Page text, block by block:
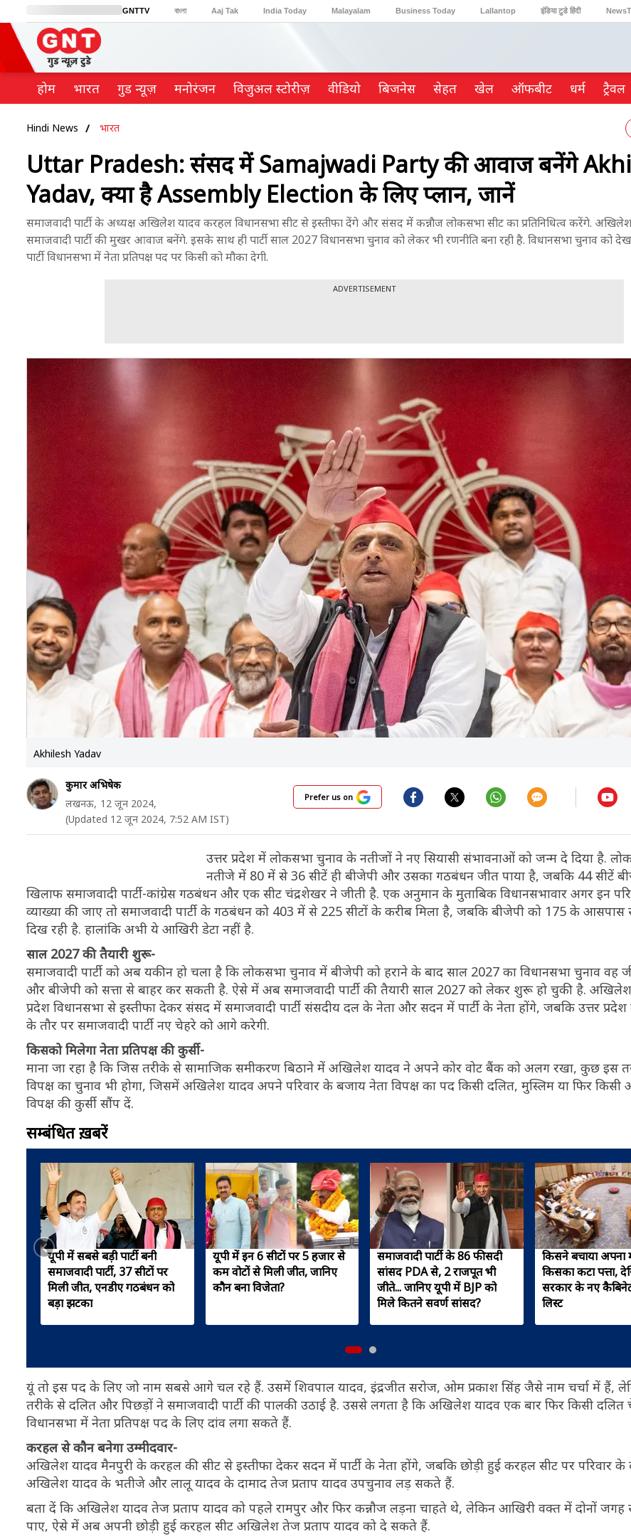
GNTTV বাংলা Aaj Tak India Today Malayalam Business Today Lallantop इंडिया टुडे हिंदी
BT Bazaar Cosmopolitan
होम भारत गुड न्यूज़ मनोरंजन विजुअल स्टोरीज़ वीडियो ब‍िजनेस सेहत खेल ऑफबीट धर्म ट्रैवल
Hindi News भारत
Uttar Pradesh: संसद में Samajwadi Party की आवाज बनेंगे
Yadav, क्या है Assembly Election के लिए प्लान, जानें
समाजवादी पार्टी के अध्यक्ष अखिलेश यादव करहल विधानसभा सीट से इस्तीफा देंगे और संसद में कन्नौज लोकसभा सीट का प्रतिनिधित्व करेंगे.
समाजवादी पार्टी की मुखर आवाज बनेंगे. इसके साथ ही पार्टी साल 2027 विधानसभा चुनाव को लेकर भी रणनीति बना रही है. विधानसभा चुनाव को
पार्टी विधानसभा में नेता प्रतिपक्ष पद पर किसी को मौका देगी.
ADVERTISEMENT
Akhilesh Yadav
कुमार अभिषेक
लखनऊ, 12 जून 2024,
(Updated 12 जून 2024, 7:52 AM IST)
Prefer us on
उत्तर प्रदेश में लोकसभा चुनाव के नतीजों ने नए सियासी संभावनाओं को जन्म दे दिया है.
नतीजे में 80 में से 36 सीटें ही बीजेपी और उसका गठबंधन जीत पाया है, जबकि 44 सीटें
खिलाफ समाजवादी पार्टी-कांग्रेस गठबंधन और एक सीट चंद्रशेखर ने जीती है. एक अनुमान के मुताबिक विधानसभावार अगर इन
व्याख्या की जाए तो समाजवादी पार्टी के गठबंधन को 403 में से 225 सीटों के करीब मिला है, जबकि बीजेपी को 175 के आसपास
दिख रही है. हालांकि अभी ये आखिरी डेटा नहीं है.
साल 2027 की तैयारी शुरू-
समाजवादी पार्टी को अब यकीन हो चला है कि लोकसभा चुनाव में बीजेपी को हराने के बाद साल 2027 का विधानसभा चुनाव वह
और बीजेपी को सत्ता से बाहर कर सकती है. ऐसे में अब समाजवादी पार्टी की तैयारी साल 2027 को लेकर शुरू हो चुकी है. अखिलेश
प्रदेश विधानसभा से इस्तीफा देकर संसद में समाजवादी पार्टी संसदीय दल के नेता और सदन में पार्टी के नेता होंगे, जबकि उत्तर प्रदेश
के तौर पर समाजवादी पार्टी नए चेहरे को आगे करेगी.
किसको मिलेगा नेता प्रतिपक्ष की कुर्सी-
माना जा रहा है कि जिस तरीके से सामाजिक समीकरण बिठाने में अखिलेश यादव ने अपने कोर वोट बैंक को अलग रखा, कुछ इस
विपक्ष का चुनाव भी होगा, जिसमें अखिलेश यादव अपने परिवार के बजाय नेता विपक्ष का पद किसी दलित, मुस्लिम या फिर किसी
विपक्ष की कुर्सी सौंप दें.
सम्बंधित ख़बरें
यूपी में सबसे बड़ी पार्टी बनी
समाजवादी पार्टी, 37 सीटों पर
मिली जीत, एनडीए गठबंधन को
बड़ा झटका
यूपी में इन 6 सीटों पर 5 हजार से
कम वोटों से मिली जीत, जानिए
कौन बना विजेता?
समाजवादी पार्टी के 86 फीसदी
सांसद PDA से, 2 राजपूत भी
जीते... जानिए यूपी में BJP को
मिले कितने सवर्ण सांसद?
किसने बचाया अपना
किसका कटा पत्ता,
सरकार के नए
लिस्ट
यूं तो इस पद के लिए जो नाम सबसे आगे चल रहे हैं. उसमें शिवपाल यादव, इंद्रजीत सरोज, ओम प्रकाश सिंह जैसे नाम चर्चा में हैं,
तरीके से दलित और पिछड़ों ने समाजवादी पार्टी की पालकी उठाई है. उससे लगता है कि अखिलेश यादव एक बार फिर किसी दलित
विधानसभा में नेता प्रतिपक्ष पद के लिए दांव लगा सकते हैं.
करहल से कौन बनेगा उम्मीदवार-
अखिलेश यादव मैनपुरी के करहल की सीट से इस्तीफा देकर सदन में पार्टी के नेता होंगे, जबकि छोड़ी हुई करहल सीट पर परिवार
अखिलेश यादव के भतीजे और लालू यादव के दामाद तेज प्रताप यादव उपचुनाव लड़ सकते हैं.
बता दें कि अखिलेश यादव तेज प्रताप यादव को पहले रामपुर और फिर कन्नौज लड़ना चाहते थे, लेकिन आखिरी वक्त में दोनों जगह
पाए, ऐसे में अब अपनी छोड़ी हुई करहल सीट अखिलेश तेज प्रताप यादव को दे सकते हैं.